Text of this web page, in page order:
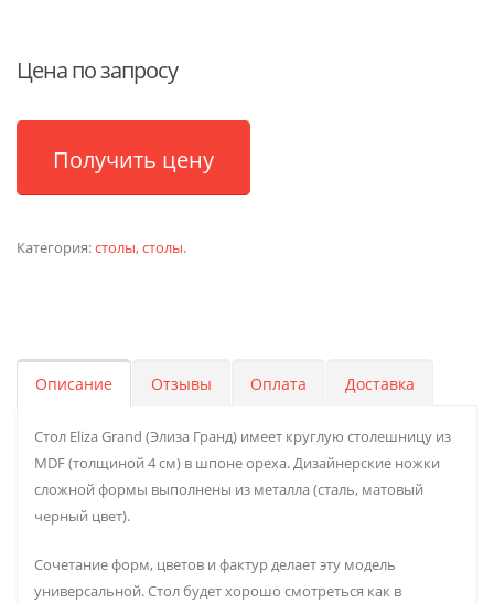
Цена по запросу
Получить цену
Категория:столы,столы.
Описание Отзывы Оплата Доставка
Стол Eliza Grand (Элиза Гранд) имеет круглую столешницу из
MDF (толщиной 4 см) в шпоне ореха. Дизайнерские ножки
сложной формы выполнены из металла (сталь, матовый
черный цвет).
Сочетание форм, цветов и фактур делает эту модель
универсальной. Стол будет хорошо смотреться как в